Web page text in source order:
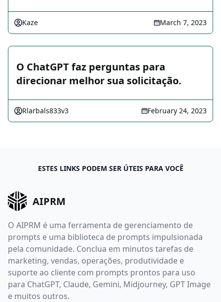
Kaze March 7, 2023
O ChatGPT faz perguntas para
direcionar melhor sua solicitação.
Rlarbals833v3 February 24, 2023
ESTES LINKS PODEM SER ÚTEIS PARA VOCÊ
AIPRM
O AIPRM é uma ferramenta de gerenciamento de
prompts e uma biblioteca de prompts impulsionada
pela comunidade. Conclua em minutos tarefas de
marketing, vendas, operações, produtividade e
suporte ao cliente com prompts prontos para uso
para ChatGPT, Claude, Gemini, Midjourney, GPT Image
e muitos outros.